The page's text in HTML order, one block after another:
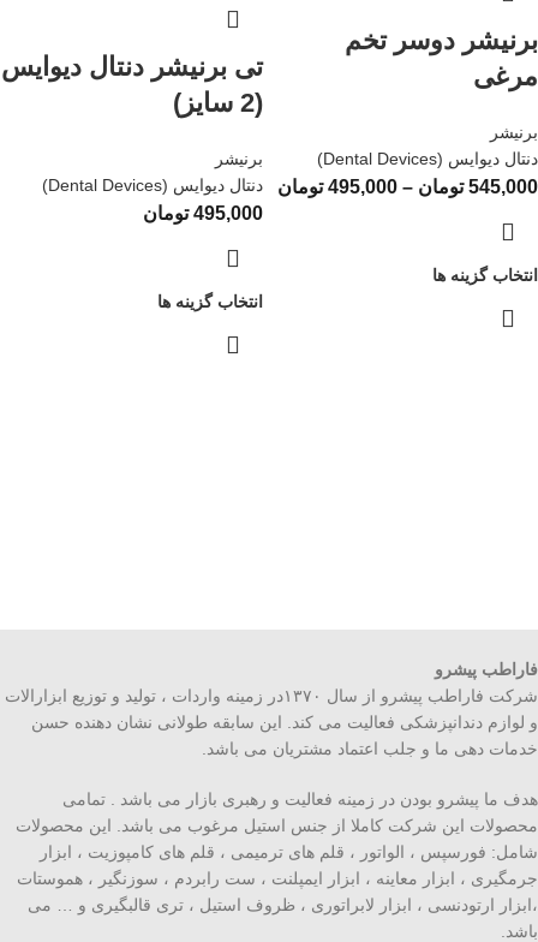
برنیشر دوسر تخم
مرغی
برنیشر
دنتال دیوایس (Dental Devices)
545,000 تومان –
495,000 تومان
انتخاب گزینه ها
تی برنیشر دنتال دیوایس
(2 سایز)
برنیشر
دنتال دیوایس (Dental Devices)
495,000 تومان
انتخاب گزینه ها
فاراطب پیشرو
شرکت فاراطب پیشرو از سال ۱۳۷۰در زمینه واردات ، تولید و توزیع ابزارالات
و لوازم دندانپزشکی فعالیت می کند. این سابقه طولانی نشان دهنده حسن
خدمات دهی ما و جلب اعتماد مشتریان می باشد.
هدف ما پیشرو بودن در زمینه فعالیت و رهبری بازار می باشد . تمامی
محصولات این شرکت کاملا از جنس استیل مرغوب می باشد. این محصولات
شامل: فورسپس ، الواتور ، قلم های ترمیمی ، قلم های کامپوزیت ، ابزار
جرمگیری ، ابزار معاینه ، ابزار ایمپلنت ، ست رابردم ، سوزنگیر ، هموستات
،ابزار ارتودنسی ، ابزار لابراتوری ، ظروف استیل ، تری قالبگیری و … می
باشد.